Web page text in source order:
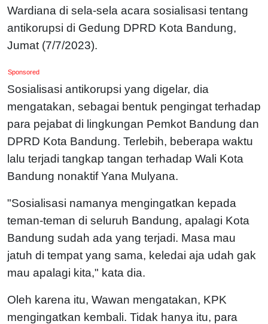
Wardiana di sela-sela acara sosialisasi tentang
antikorupsi di Gedung DPRD Kota Bandung,
Jumat (7/7/2023).
Sponsored
Sosialisasi antikorupsi yang digelar, dia
mengatakan, sebagai bentuk pengingat terhadap
para pejabat di lingkungan Pemkot Bandung dan
DPRD Kota Bandung. Terlebih, beberapa waktu
lalu terjadi tangkap tangan terhadap Wali Kota
Bandung nonaktif Yana Mulyana.
"Sosialisasi namanya mengingatkan kepada
teman-teman di seluruh Bandung, apalagi Kota
Bandung sudah ada yang terjadi. Masa mau
jatuh di tempat yang sama, keledai aja udah gak
mau apalagi kita," kata dia.
Oleh karena itu, Wawan mengatakan, KPK
mengingatkan kembali. Tidak hanya itu, para